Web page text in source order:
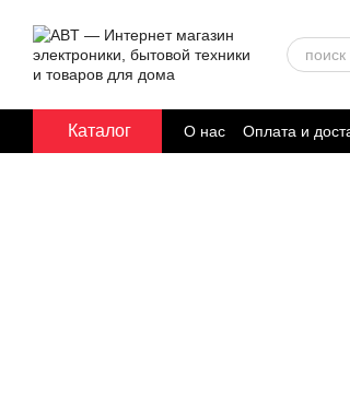
Каталог О нас Оплата и
Договор публичной